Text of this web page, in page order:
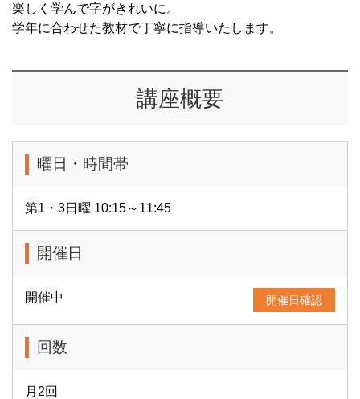
楽しく学んで字がきれいに。
学年に合わせた教材で丁寧に指導いたします。
講座概要
曜日・時間帯
第1・3日曜 10:15～11:45
開催日
開催中 開催日確認
回数
月2回